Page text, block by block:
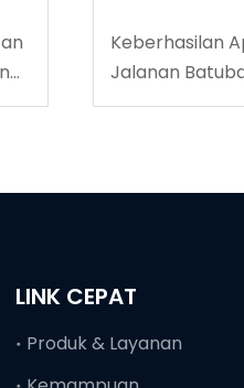
Keberhasilan
Jalanan
Coalmine
LINK CEPAT
Produk & Layanan